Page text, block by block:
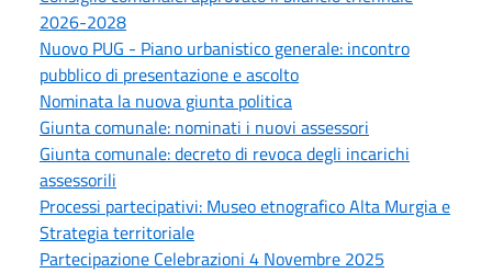
2026-2028
Nuovo PUG - Piano urbanistico generale: incontro
pubblico di presentazione e ascolto
Nominata la nuova giunta politica
Giunta comunale: nominati i nuovi assessori
Giunta comunale: decreto di revoca degli incarichi
assessorili
Processi partecipativi: Museo etnografico Alta Murgia e
Strategia territoriale
Partecipazione Celebrazioni 4 Novembre 2025